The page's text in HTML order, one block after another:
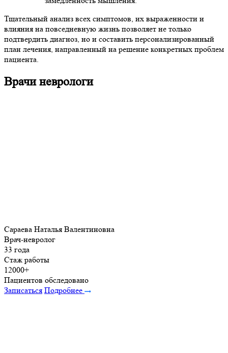
Тщательный анализ всех симптомов, их выраженности и
влияния на повседневную жизнь позволяет не только
подтвердить диагноз, но и составить персонализированный
план лечения, направленный на решение конкретных проблем
пациента.
Врачи неврологи
Сараева Наталья Валентиновна
Врач-невролог
33 года
Стаж работы
12000+
Пациентов обследовано
Записаться Подробнее